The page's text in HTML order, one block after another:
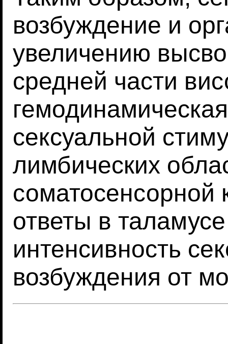
возбуждение и
увеличению
средней части
сексуальной
лимбических
соматосенсорной
ответы в
интенсивность
возбуждения от